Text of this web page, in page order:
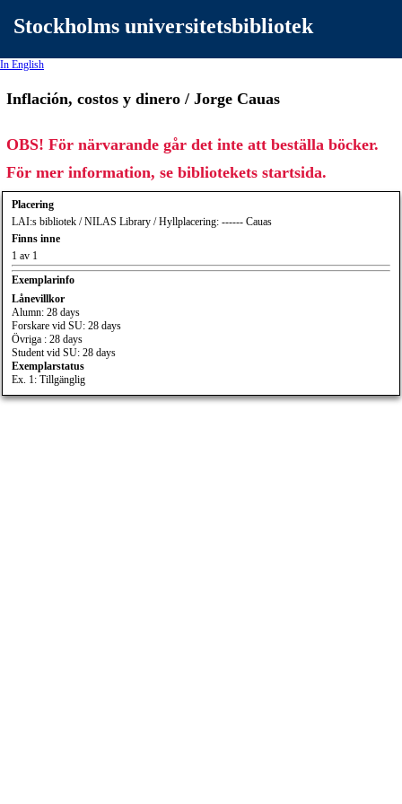
Stockholms universitetsbibliotek
In English
Inflación, costos y dinero / Jorge Cauas
OBS! För närvarande går det inte att beställa böcker.
För mer information, se bibliotekets startsida.
Placering
LAI:s bibliotek / NILAS Library / Hyllplacering: ------ Cauas
Finns inne
1 av 1
Exemplarinfo
Lånevillkor
Alumn: 28 days
Forskare vid SU: 28 days
Övriga : 28 days
Student vid SU: 28 days
Exemplarstatus
Ex. 1: Tillgänglig